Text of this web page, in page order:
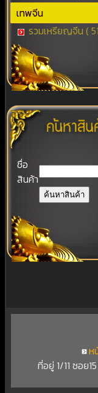
เทพจีน
รวมเหรียญจีน (
ชื่อ
สินค้า
ห
ที่อยู่ 1/11 ซอย